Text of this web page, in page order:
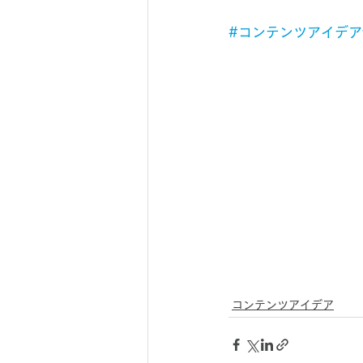
#コンテンツアイデ
コンテンツアイデア